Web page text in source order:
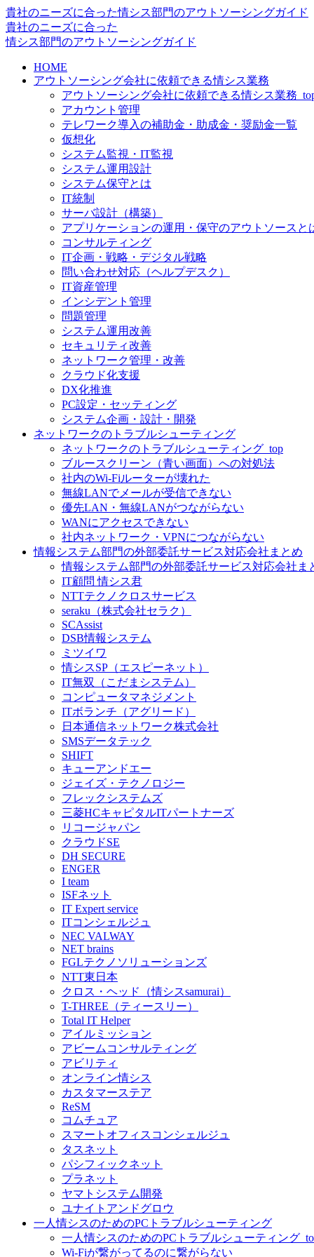
貴社のニーズに合った情シス部門のアウトソーシングガイド
貴社のニーズに合った
情シス部門のアウトソーシングガイド
HOME
アウトソーシング会社に依頼できる情シス業務
アウトソーシング会社に依頼できる情シス業務
アカウント管理
テレワーク導入の補助金・助成金・奨励金一覧
仮想化
システム監視・IT監視
システム運用設計
システム保守とは
IT統制
サーバ設計（構築）
アプリケーションの運用・保守のアウトソースと
コンサルティング
IT企画・戦略・デジタル戦略
問い合わせ対応（ヘルプデスク）
IT資産管理
インシデント管理
問題管理
システム運用改善
セキュリティ改善
ネットワーク管理・改善
クラウド化支援
DX化推進
PC設定・セッティング
システム企画・設計・開発
ネットワークのトラブルシューティング
ネットワークのトラブルシューティング_top
ブルースクリーン（青い画面）への対処法
社内のWi-Fiルーターが壊れた
無線LANでメールが受信できない
優先LAN・無線LANがつながらない
WANにアクセスできない
社内ネットワーク・VPNにつながらない
情報システム部門の外部委託サービス対応会社まとめ
情報システム部門の外部委託サービス対応会社ま
IT顧問 情シス君
NTTテクノクロスサービス
seraku（株式会社セラク）
SCAssist
DSB情報システム
ミツイワ
情シスSP（エスピーネット）
IT無双（こだまシステム）
コンピュータマネジメント
ITボランチ（アグリード）
日本通信ネットワーク株式会社
SMSデータテック
SHIFT
キューアンドエー
ジェイズ・テクノロジー
フレックシステムズ
三菱HCキャピタルITパートナーズ
リコージャパン
クラウドSE
DH SECURE
ENGER
I team
ISFネット
IT Expert service
ITコンシェルジュ
NEC VALWAY
NET brains
FGLテクノソリューションズ
NTT東日本
クロス・ヘッド（情シスsamurai）
T-THREE（ティースリー）
Total IT Helper
アイルミッション
アビームコンサルティング
アビリティ
オンライン情シス
カスタマーステア
ReSM
コムチュア
スマートオフィスコンシェルジュ
タスネット
パシフィックネット
プラネット
ヤマトシステム開発
ユナイトアンドグロウ
一人情シスのためのPCトラブルシューティング
一人情シスのためのPCトラブルシューティング
Wi-Fiが繋がってるのに繋がらない